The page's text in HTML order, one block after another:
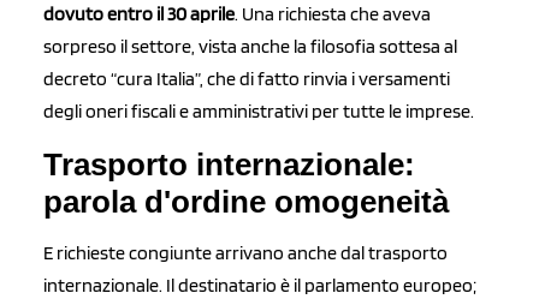
dovuto entro il 30 aprile. Una richiesta che aveva
sorpreso il settore, vista anche la filosofia sottesa al
decreto “cura Italia”, che di fatto rinvia i versamenti
degli oneri fiscali e amministrativi per tutte le imprese.
Trasporto internazionale:
parola d'ordine omogeneità
E richieste congiunte arrivano anche dal trasporto
internazionale. Il destinatario è il parlamento europeo;